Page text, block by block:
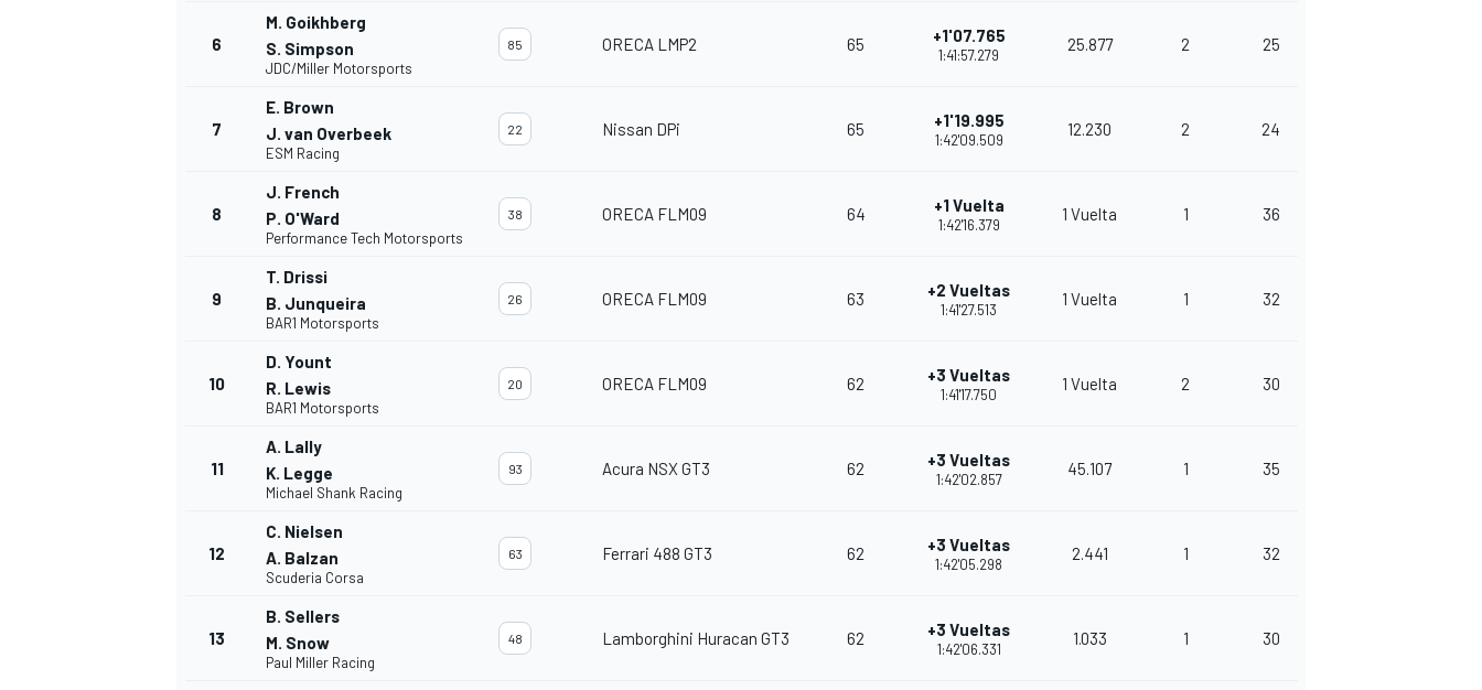
6
M. Goikhberg
S. Simpson
JDC/Miller Motorsports
85 ORECA LMP2 65 +1'07.765
1:41:57.279
25.877 2 25
7
E. Brown
J. van Overbeek
ESM Racing
22 Nissan DPi 65 +1'19.995
1:42'09.509
12.230 2 24
8
J. French
P. O'Ward
Performance Tech Motorsports
38 ORECA FLM09 64 +1 Vuelta
1:42'16.379
1 Vuelta 1 36
9
T. Drissi
B. Junqueira
BAR1 Motorsports
26 ORECA FLM09 63 +2 Vueltas
1:41'27.513
1 Vuelta 1 32
10
D. Yount
R. Lewis
BAR1 Motorsports
20 ORECA FLM09 62 +3 Vueltas
1:41'17.750
1 Vuelta 2 30
11
A. Lally
K. Legge
Michael Shank Racing
93 Acura NSX GT3 62 +3 Vueltas
1:42'02.857
45.107 1 35
12
C. Nielsen
A. Balzan
Scuderia Corsa
63 Ferrari 488 GT3 62 +3 Vueltas
1:42'05.298
2.441 1 32
13
B. Sellers
M. Snow
Paul Miller Racing
48 Lamborghini Huracan GT3 62 +3 Vueltas
1:42'06.331
1.033 1 30